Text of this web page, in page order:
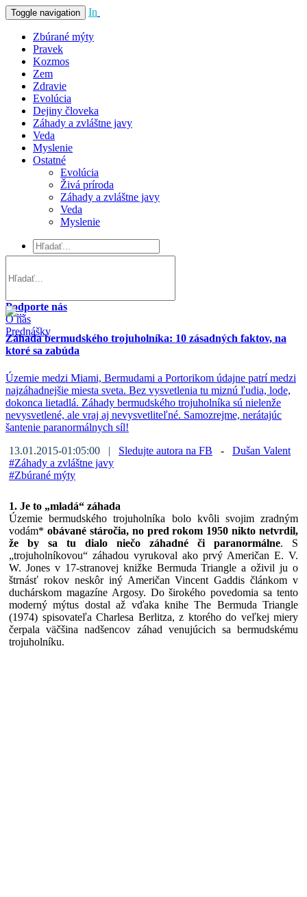
Toggle navigation In
Zbúrané mýty
Pravek
Kozmos
Zem
Zdravie
Evolúcia
Dejiny človeka
Záhady a zvláštne javy
Veda
Myslenie
Ostatné
Evolúcia
Živá príroda
Záhady a zvláštne javy
Veda
Myslenie
Podporte nás
O nás
Prednášky
Záhada bermudského trojuholníka: 10 zásadných faktov, na
ktoré sa zabúda
Územie medzi Miami, Bermudami a Portorikom údajne patrí medzi
najzáhadnejšie miesta sveta. Bez vysvetlenia tu miznú ľudia, lode,
dokonca lietadlá. Záhady bermudského trojuholníka sú nielenže
nevysvetlené, ale vraj aj nevysvetliteľné. Samozrejme, nerátajúc
šantenie paranormálnych síl!
13.01.2015-01:05:00 | Sledujte autora na FB - Dušan Valent
#Záhady a zvláštne javy
#Zbúrané mýty
1. Je to „mladá“ záhada
Územie bermudského trojuholníka bolo kvôli svojim zradným
vodám* obávané stáročia, no pred rokom 1950 nikto netvrdil,
že by sa tu dialo niečo záhadné či paranormálne. S
„trojuholníkovou“ záhadou vyrukoval ako prvý Američan E. V.
W. Jones v 17-stranovej knižke Bermuda Triangle a oživil ju o
štrnásť rokov neskôr iný Američan Vincent Gaddis článkom v
duchárskom magazíne Argosy. Do širokého povedomia sa tento
moderný mýtus dostal až vďaka knihe The Bermuda Triangle
(1974) spisovateľa Charlesa Berlitza, z ktorého do veľkej miery
čerpala väčšina nadšencov záhad venujúcich sa bermudskému
trojuholníku.